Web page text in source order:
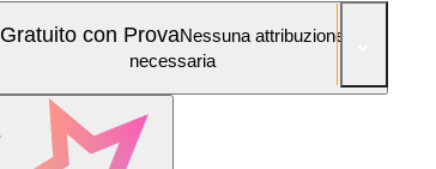
Gratuito con ProvaNessuna attribuzione
necessaria